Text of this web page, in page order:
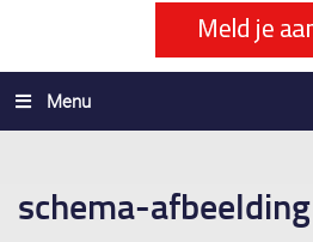
Menu
schema-afbeelding